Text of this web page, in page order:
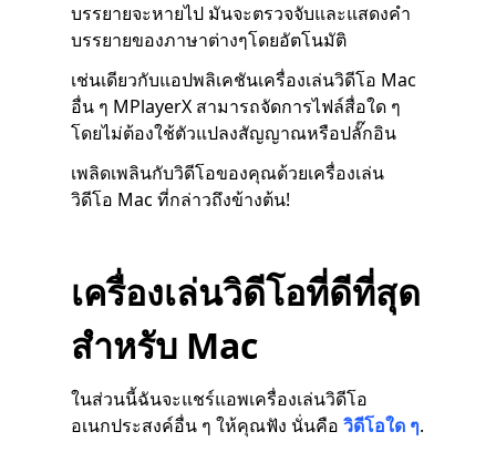
บรรยายจะหายไป มันจะตรวจจับและแสดงคำ
บรรยายของภาษาต่างๆโดยอัตโนมัติ
เช่นเดียวกับแอปพลิเคชันเครื่องเล่นวิดีโอ Mac
อื่น ๆ MPlayerX สามารถจัดการไฟล์สื่อใด ๆ
โดยไม่ต้องใช้ตัวแปลงสัญญาณหรือปลั๊กอิน
เพลิดเพลินกับวิดีโอของคุณด้วยเครื่องเล่น
วิดีโอ Mac ที่กล่าวถึงข้างต้น!
เครื่องเล่นวิดีโอที่ดีที่สุด
สำหรับ Mac
ในส่วนนี้ฉันจะแชร์แอพเครื่องเล่นวิดีโอ
อเนกประสงค์อื่น ๆ ให้คุณฟัง นั่นคือ วิดีโอใด ๆ.